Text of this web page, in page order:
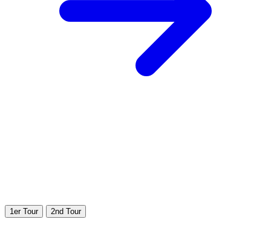
1er Tour 2nd Tour